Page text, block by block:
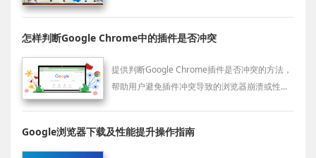
怎样判断Google Chrome中的插件是否冲突
提供判断Google Chrome插件是否冲突的方法，
帮助用户避免插件冲突导致的浏览器崩溃或性能
Google浏览器下载及性能提升操作指南